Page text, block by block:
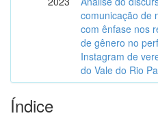
comunicação de
com ênfase nos
de gênero no
Instagram de
do Vale do Rio
Índice